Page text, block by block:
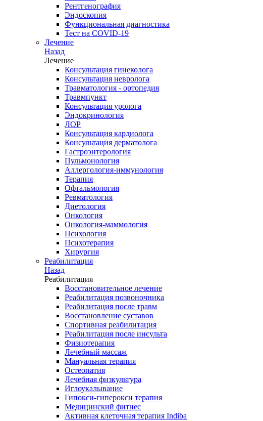
Рентгенография
Эндоскопия
Функциональная диагностика
Тест на COVID-19
Лечение
Назад
Лечение
Консультация гинеколога
Консультация невролога
Травматология - ортопедия
Травмпункт
Консультация уролога
Эндокринология
ЛОР
Консультация кардиолога
Консультация дерматолога
Гастроэнтерология
Пульмонология
Аллергология-иммунология
Терапия
Офтальмология
Ревматология
Диетология
Онкология
Онкология-маммология
Психология
Психотерапия
Хирургия
Реабилитация
Назад
Реабилитация
Восстановительное лечение
Реабилитация позвоночника
Реабилитация после травм
Восстановление суставов
Спортивная реабилитация
Реабилитация после инсульта
Физиотерапия
Лечебный массаж
Мануальная терапия
Остеопатия
Лечебная физкультура
Иглоукалывание
Гипокси-гиперокси терапия
Медицинский фитнес
Активная клеточная терапия Indiba